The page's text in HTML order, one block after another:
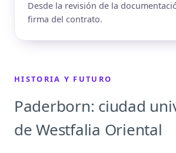
Desde la revisión de la
firma del contrato.
HISTORIA Y FUTURO
Paderborn: ciudad
de Westfalia Oriental